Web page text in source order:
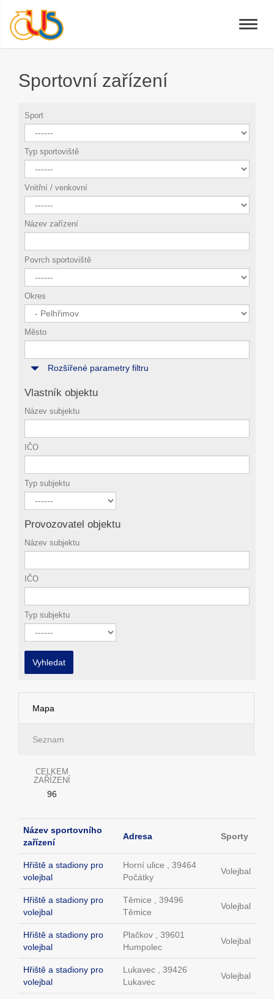
Toggle
Sportovní zařízení
Sport
Typ sportoviště
Vnitřní / venkovní
Název zařízení
Povrch sportoviště
Okres
Město
Rozšířené parametry filtru
Vlastník objektu
Název subjektu
IČO
Typ subjektu
Provozovatel objektu
Název subjektu
IČO
Typ subjektu
Vyhledat
Mapa
Seznam
CELKEM
ZAŘÍZENÍ
96
Název sportovního
zařízení
Adresa Sporty
Hřiště a stadiony pro
volejbal
Horní ulice , 39464
Počátky
Volejbal
Hřiště a stadiony pro
volejbal
Těmice , 39496
Těmice
Volejbal
Hřiště a stadiony pro
volejbal
Plačkov , 39601
Humpolec
Volejbal
Hřiště a stadiony pro
volejbal
Lukavec , 39426
Lukavec
Volejbal